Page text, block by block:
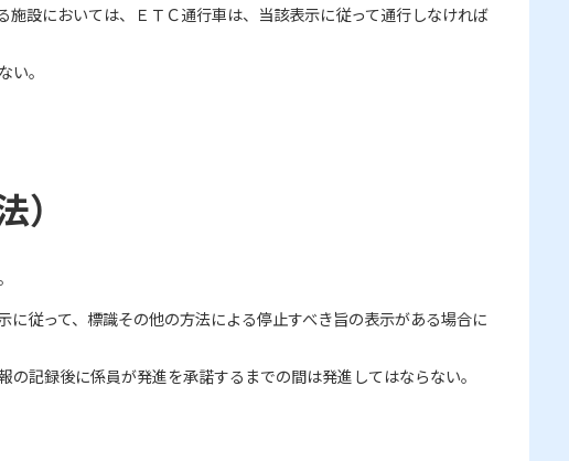
設においては、ＥＴＣ通行車は、当該表示に従って通行しなければ
。
従って、標識その他の方法による停止すべき旨の表示がある場合に
記録後に係員が発進を承諾するまでの間は発進してはならない。